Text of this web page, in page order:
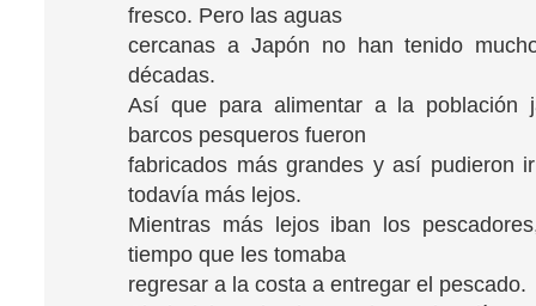
fresco. Pero las aguas
cercanas a Japón no han tenido
décadas.
Así que para alimentar a la población
barcos pesqueros fueron
fabricados más grandes y así pudieron
todavía más lejos.
Mientras más lejos iban los
tiempo que les tomaba
regresar a la costa a entregar el pescado.